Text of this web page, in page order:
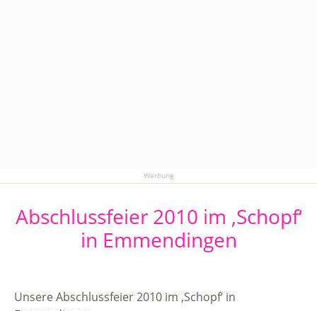
Werbung
Abschlussfeier 2010 im ‚Schopf‘
in Emmendingen
Unsere Abschlussfeier 2010 im ‚Schopf‘ in